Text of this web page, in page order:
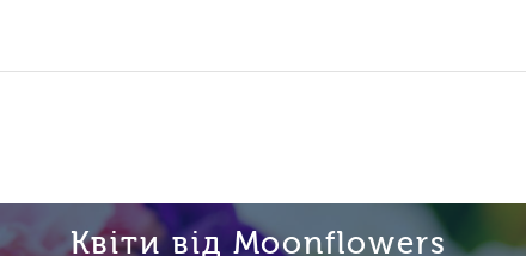
Квіти від Moonflowers